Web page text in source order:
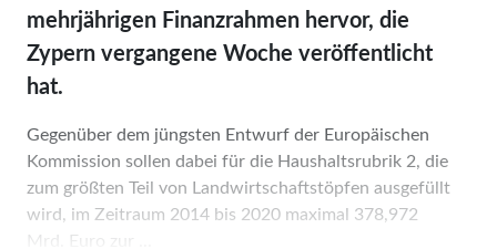
mehrjährigen Finanzrahmen hervor, die
Zypern vergangene Woche veröffentlicht
hat.
Gegenüber dem jüngsten Entwurf der Europäischen
Kommission sollen dabei für die Haushaltsrubrik 2, die
zum größten Teil von Landwirtschaftstöpfen ausgefüllt
wird, im Zeitraum 2014 bis 2020 maximal 378,972
Mrd. Euro zur ...